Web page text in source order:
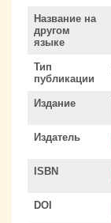
Название на
другом
языке
Тип
публикации
Издание
Издатель
ISBN
DOI